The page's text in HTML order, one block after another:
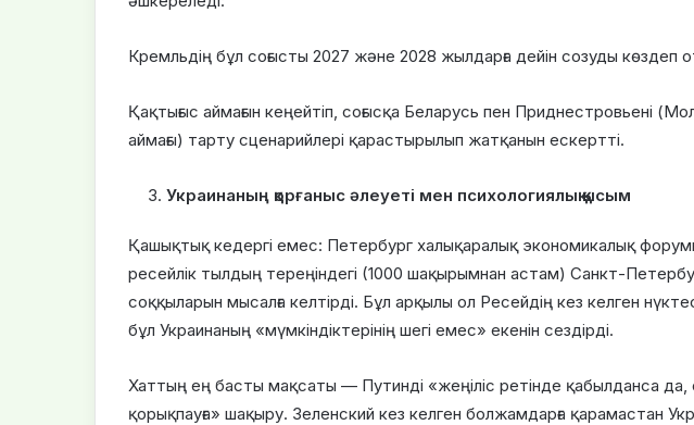
Кремльдің бұл соғысты 2027 және 2028 жылдарға дейін созуды көздеп
Қақтығыс аймағын кеңейтіп, соғысқа Беларусь пен Приднестровьені
аймағы) тарту сценарийлері қарастырылып жатқанын ескертті.
Украинаның қорғаныс әлеуеті мен психологиялық қысым
Қашықтық кедергі емес: Петербург халықаралық экономикалық
ресейлік тылдың тереңіндегі (1000 шақырымнан астам) Санкт-
соққыларын мысалға келтірді. Бұл арқылы ол Ресейдің кез келген
бұл Украинаның «мүмкіндіктерінің шегі емес» екенін сездірді.
Хаттың ең басты мақсаты — Путинді «жеңіліс ретінде қабылданса да,
қорықпауға» шақыру. Зеленский кез келген болжамдарға қарамастан